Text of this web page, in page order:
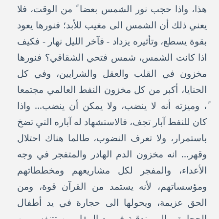
هذا، واذا حجب نور الشمس بعضا ً من الوقت، فلا
يعني ذلك أن الشمس الى مغيب للأبد؛ فنورها يعود
بقوة يسطع، وتأثيره يزداد - فآخر الليل نهار - فكيف
اذا كانت الشمس، شمس فتحي الشقاقي؟ فنورها
مخزون في القلب والعقل والشرايين، وفي كل
الحنايا، أكبر من كل مخزون النفط العالمي مجتمعا
ً، وميزته أنه لا ينضب، ولا يمكن أن ينضب... واذا
كان للنفط آبار تجف، فالاستشهاد له آباره التي تضخ
باستمرار، ولا تعرف النضوب، طالما هناك احتلال
وقهر... انه مخزون الدم الهادر والمتفجر في وجه
الأعداء، والمفجر لكل مشاريعهم ومخططاتهم
ومؤسساتهم، لأنه يستمد من القرآن قوة، ومن
الحق عزيمة، ويحولها الى حجارة في يد أطفال